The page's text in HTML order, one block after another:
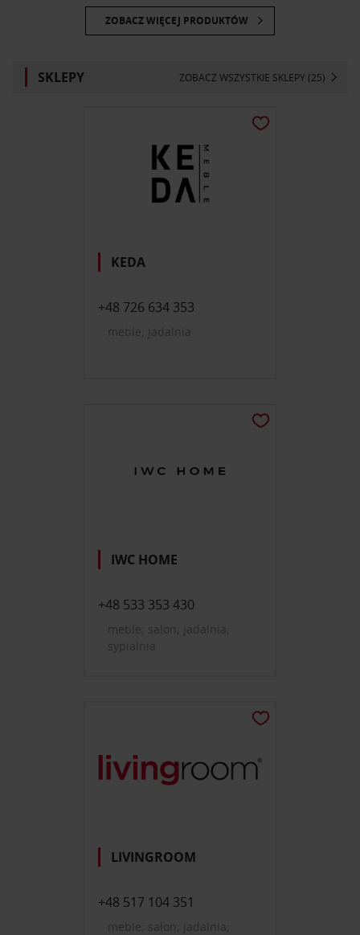
ZOBACZ WIĘCEJ PRODUKTÓW
SKLEPY ZOBACZ WSZYSTKIE SKLEPY (25)
KEDA
+48 726 634 353
meble; jadalnia
IWC HOME
+48 533 353 430
meble; salon; jadalnia;
sypialnia
LIVINGROOM
+48 517 104 351
meble; salon; jadalnia;